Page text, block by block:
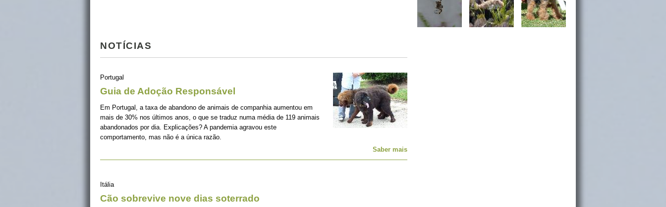
NOTÍCIAS
Portugal
Guia de Adoção Responsável
Em Portugal, a taxa de abandono de animais de companhia aumentou em
mais de 30% nos últimos anos, o que se traduz numa média de 119 animais
abandonados por dia. Explicações? A pandemia agravou este
comportamento, mas não é a única razão.
Saber mais
Itália
Cão sobrevive nove dias soterrado